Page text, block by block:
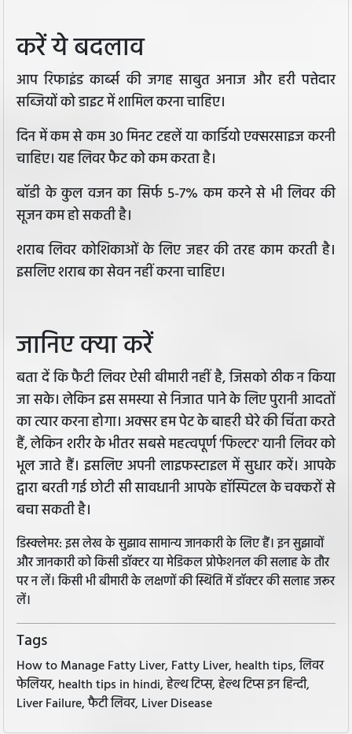
करें ये बदलाव
आप रिफाइंड कार्ब्स की जगह साबुत अनाज और हरी पत्तेदार
सब्जियों को डाइट में शामिल करना चाहिए।
दिन में कम से कम 30 मिनट टहलें या कार्डियो एक्सरसाइज करनी
चाहिए। यह लिवर फैट को कम करता है।
बॉडी के कुल वजन का सिर्फ 5-7% कम करने से भी लिवर की
सूजन कम हो सकती है।
शराब लिवर कोशिकाओं के लिए जहर की तरह काम करती है।
इसलिए शराब का सेवन नहीं करना चाहिए।
जानिए क्या करें
बता दें कि फैटी लिवर ऐसी बीमारी नहीं है, जिसको ठीक न किया
जा सके। लेकिन इस समस्या से निजात पाने के लिए पुरानी आदतों
का त्यार करना होगा। अक्सर हम पेट के बाहरी घेरे की चिंता करते
हैं, लेकिन शरीर के भीतर सबसे महत्वपूर्ण 'फिल्टर' यानी लिवर को
भूल जाते हैं। इसलिए अपनी लाइफस्टाइल में सुधार करें। आपके
द्वारा बरती गई छोटी सी सावधानी आपके हॉस्पिटल के चक्करों से
बचा सकती है।
डिस्क्लेमर: इस लेख के सुझाव सामान्य जानकारी के लिए हैं। इन सुझावों
और जानकारी को किसी डॉक्टर या मेडिकल प्रोफेशनल की सलाह के तौर
पर न लें। किसी भी बीमारी के लक्षणों की स्थिति में डॉक्टर की सलाह जरूर
लें।
Tags
How to Manage Fatty Liver, Fatty Liver, health tips, लिवर
फेलियर, health tips in hindi, हेल्थ टिप्स, हेल्थ टिप्स इन हिन्दी,
Liver Failure, फैटी लिवर, Liver Disease